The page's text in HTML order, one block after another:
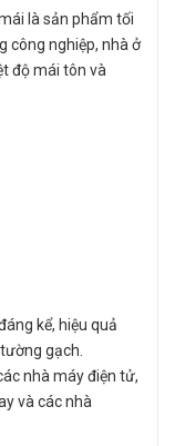
là sản phẩm tối
công nghiệp, nhà ở
độ mái tôn và
kể, hiệu quả
gạch.
nhà máy điện tử,
và các nhà